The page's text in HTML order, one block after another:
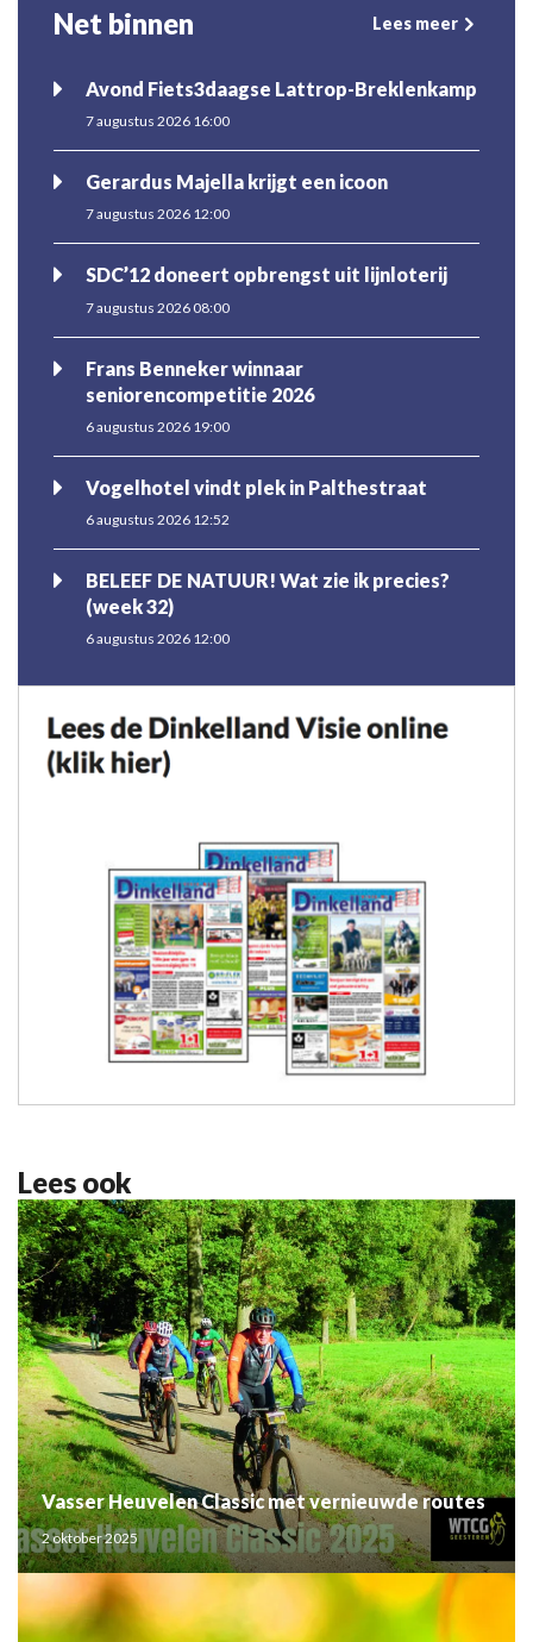
Net binnen Lees meer
Avond Fiets3daagse Lattrop-Breklenkamp
7 augustus 2026 16:00
Gerardus Majella krijgt een icoon
7 augustus 2026 12:00
SDC’12 doneert opbrengst uit lijnloterij
7 augustus 2026 08:00
Frans Benneker winnaar
seniorencompetitie 2026
6 augustus 2026 19:00
Vogelhotel vindt plek in Palthestraat
6 augustus 2026 12:52
BELEEF DE NATUUR! Wat zie ik precies?
(week 32)
6 augustus 2026 12:00
Lees ook
Vasser Heuvelen Classic met vernieuwde routes
2 oktober 2025